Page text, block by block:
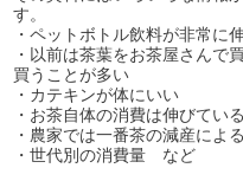
す。
・ペットボトル飲料が非常に
・以前は茶葉をお茶屋さんで
買うことが多い
・カテキンが体にいい
・お茶自体の消費は伸びている
・農家では一番茶の減産によ
・世代別の消費量 など